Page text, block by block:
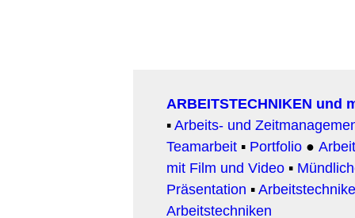
ARBEITSTECHNIKEN und
▪Arbeits- und
Teamarbeit ▪ Portfolio ●
mit Film und Video ▪
Präsentation ▪
Arbeitstechniken